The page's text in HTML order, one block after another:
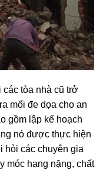
các tòa nhà cũ trở
mối đe dọa cho an
gồm lập kế hoạch
nó được thực hiện
hỏi các chuyên gia
móc hạng nặng, chất